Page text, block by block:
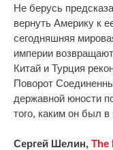
Не берусь
вернуть Америку к
сегодняшняя
империи
Китай и Турция
Поворот
державной юности
того, каким он был в
Сергей Шелин, The